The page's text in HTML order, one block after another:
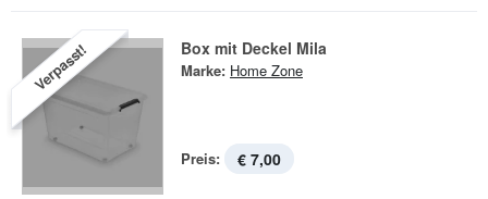
Verpasst! Box mit Deckel Mila
Marke: Home Zone
Preis: € 7,00